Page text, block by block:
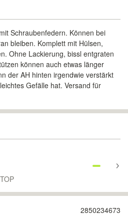
Schraubenfedern. Können bei
bleiben. Komplett mit Hülsen,
Ohne Lackierung, bissl entgraten
können auch etwas länger
der AH hinten irgendwie verstärkt
Gefälle hat. Versand für
2850234673